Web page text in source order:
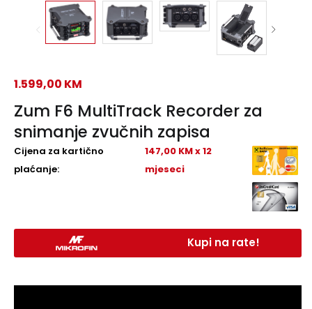
Zum F6 MultiTrack Recorder za
snimanje zvučnih zapisa
1.599,00 KM
Cijena za kartično
plaćanje:
147,00 KM x 12
mjeseci
Kupi na rate!